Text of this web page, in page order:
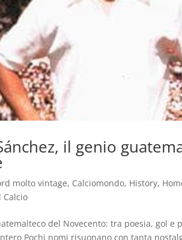
il genio
molto vintage, Calciomondo, History,
Calcio
del Novecento: tra poesia, gol e
Pochi nomi risuonano con tanta